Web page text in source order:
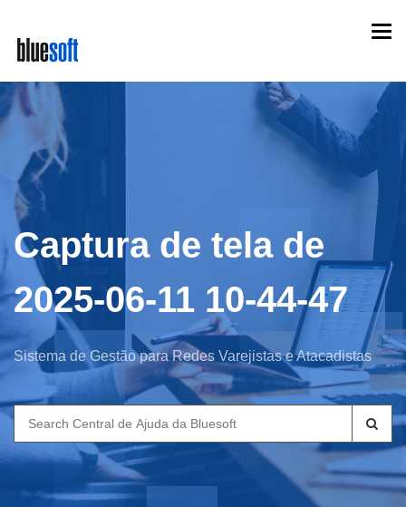
main
content
Captura de tela de
2025-06-11 10-44-47
Sistema de Gestão para Redes Varejistas e Atacadistas
Search
for: